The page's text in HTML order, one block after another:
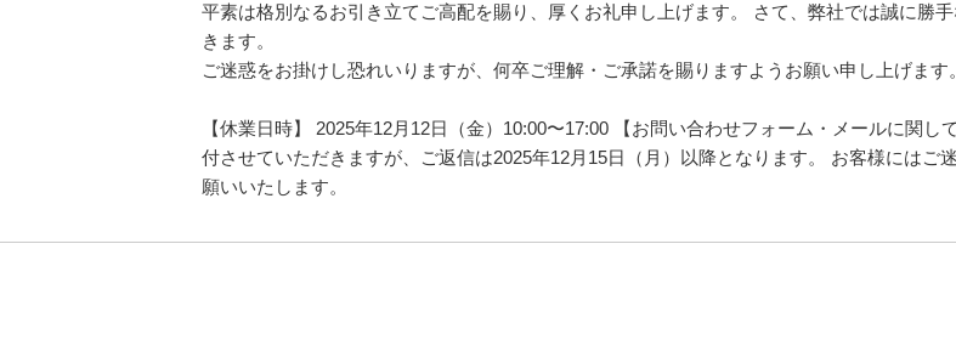
平素は格別なるお引き立てご高配を賜り、厚くお礼申し上げます。 さて、弊社では誠に勝
きます。
ご迷惑をお掛けし恐れいりますが、何卒ご理解・ご承諾を賜りますようお願い申し上げます。
【休業日時】 2025年12月12日（金）10:00〜17:00 【お問い合わせフォーム・メールに関
付させていただきますが、ご返信は2025年12月15日（月）以降となります。 お客様にはご
願いいたします。